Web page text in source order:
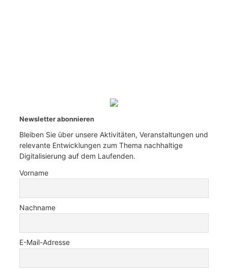
Newsletter abonnieren
Bleiben Sie über unsere Aktivitäten, Veranstaltungen und
relevante Entwicklungen zum Thema nachhaltige
Digitalisierung auf dem Laufenden.
Vorname
Nachname
E-Mail-Adresse